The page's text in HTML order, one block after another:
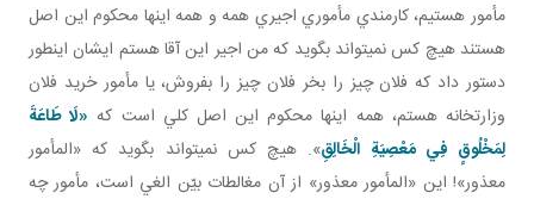
مأمور هستيم، کارمندي مأموري اجيري همه و همه اينها محکوم اين اصل
هستند هيچ کس نمي تواند بگويد که من اجير اين آقا هستم ايشان اين طور
دستور داد که فلان چيز را بخر فلان چيز را بفروش، يا مأمور خريد فلان
وزارت خانه هستم، همه اينها محکوم اين اصل کلي است که «لَا طَاعَةَ
لِمَخْلُوقٍ فِي مَعْصِيَةِ الْخَالِقِ‏». هيچ کس نمي تواند بگويد که «المأمور
معذور»! اين «المأمور معذور» از آن مغالطات بيّن الغي است، مأمور چه